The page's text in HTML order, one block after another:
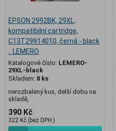
EPSON 2992BK, 29XL,
kompatibilní cartridge,
C13T29914010, černá - black
.. LEMERO
Katalogové číslo: LEMERO-
29XL-black
Skladem: 8 ks
nerozbalený kus, delší dobu na
skladě,
390 Kč
322 Kč (bez DPH:)